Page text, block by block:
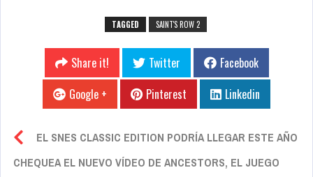
TAGGED SAINT'S ROW 2
Share it! Twitter
Facebook
Google +
Pinterest Linkedin
EL SNES CLASSIC EDITION PODRÍA LLEGAR ESTE AÑO
CHEQUEA EL NUEVO VÍDEO DE ANCESTORS, EL JUEGO